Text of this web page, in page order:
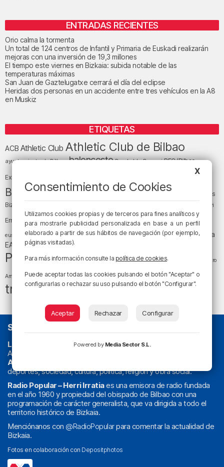
ENTRADAS RECIENTES
Orio calma la tormenta
Un total de 124 centros de Infantil y Primaria de Euskadi realizarán
mejoras con una inversión de 19,3 millones
El tiempo este viernes en Bizkaia: subida notable de las
temperaturas máximas
San Juan de Gaztelugatxe cerrará el día del eclipse
Heridas dos personas en un accidente entre tres vehículos en la A8
en Muskiz
ETIQUETAS
ACB Athletic Club Athletic Club de Bilbao
ayuntamiento de Bilbao baloncesto Barakaldo Basauri BEC (Bilbao
Exhibition Center) Bizkaia
Bizkaia y sus comarcas Copa del Rey cultura
Cáritas
Bizkaia
Diócesis de Bilbao el tiempo Enkarterri
Ernesto Valverde Ertzaintza Euskadi (País Vasco)
euskera fiestas fútbol Gobierno vasco juanma jubera LaLiga LaLiga
EA Sports Liga Endesa
Política religión San Mamés sociedadsucesos Teatro
Arriaga tiempotiempo atmosféricotráfico
tráfico en Bizkaia
SOBRE NOSOTROS
La radio sin cadenas. Desde 1960 haciendo radio en Bilbao.
Actualidad y
Athletic
deportes, sociedad, cultura, política, religión y obra social.
Radio Popular – Herri Irratiaes una emisora de radio fundada
en el año 1960 y propiedad del obispado de Bilbao con una
programación de carácter generalista, que va dirigida a todo el
territorio histórico de Bizkaia.
Menciónanos con @RadioPopularpara comentar la actualidad de
Bizkaia.
Fotos en colaboración con Depositphotos
X
Consentimiento de Cookies
Utilizamos cookies propias y de terceros para fines analíticos y
para mostrarle publicidad personalizada en base a un perfil
elaborado a partir de sus hábitos de navegación (por ejemplo,
páginas visitadas).
Para más información consulte la política de cookies.
Puede aceptar todas las cookies pulsando el botón "Aceptar" o
configurarlas o rechazar su uso pulsando el botón "Configurar".
Aceptar Rechazar Configurar
Powered by Media Sector S.L.